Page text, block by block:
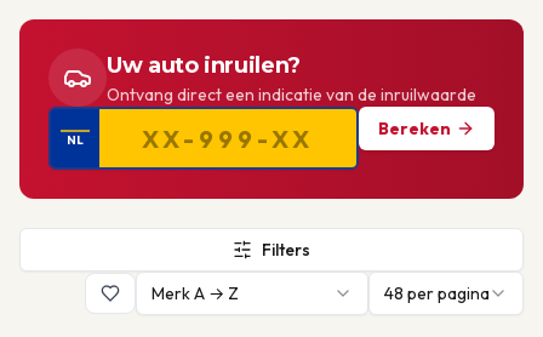
Uw auto inruilen?
Ontvang direct een indicatie van de inruilwaarde
NL
Bereken
Filters
Merk A → Z
48 per pagina